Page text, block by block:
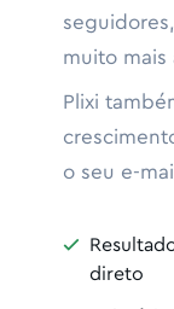
muito mais
Plixi
o seu e-

direto